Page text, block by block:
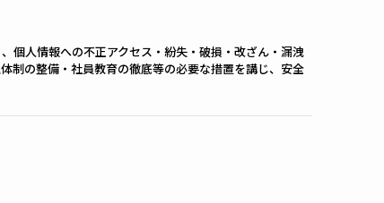
個人情報への不正アクセス・紛失・破損・改ざん・漏洩
制の整備・社員教育の徹底等の必要な措置を講じ、安全